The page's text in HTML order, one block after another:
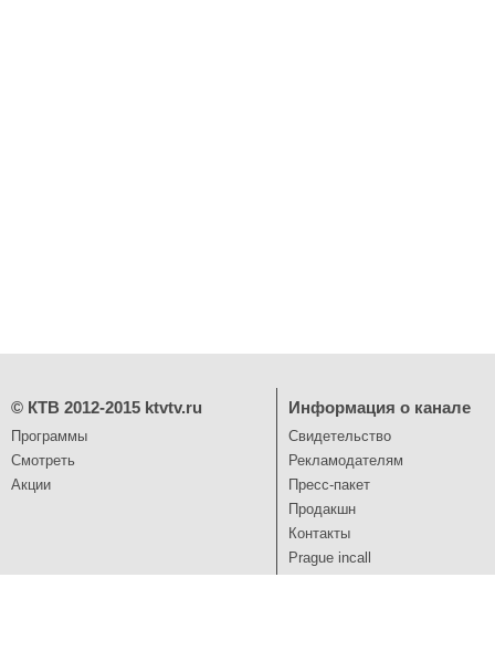
© КТВ 2012-2015 ktvtv.ru
Программы
Смотреть
Акции
Информация о канале
Свидетельство
Рекламодателям
Пресс-пакет
Продакшн
Контакты
Prague incall